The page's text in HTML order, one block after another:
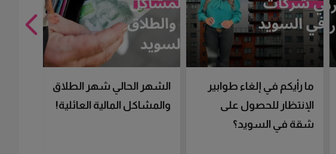
ما رأيكم في إلغاء طوابير
الإنتظار للحصول على
شقة في السويد؟
الشهر الحالي شهر الطلاق
والمشاكل المالية العائلية!